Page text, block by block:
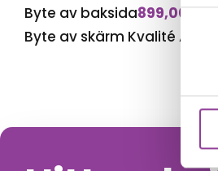
Byte av baksida899,00kr
Byte av skärm Kvalité A